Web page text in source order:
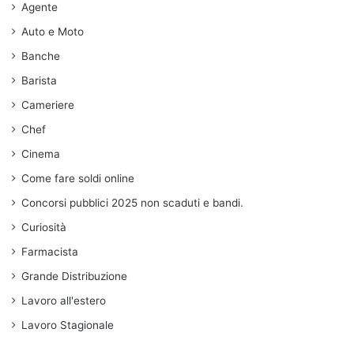
Agente
Auto e Moto
Banche
Barista
Cameriere
Chef
Cinema
Come fare soldi online
Concorsi pubblici 2025 non scaduti e bandi.
Curiosità
Farmacista
Grande Distribuzione
Lavoro all'estero
Lavoro Stagionale